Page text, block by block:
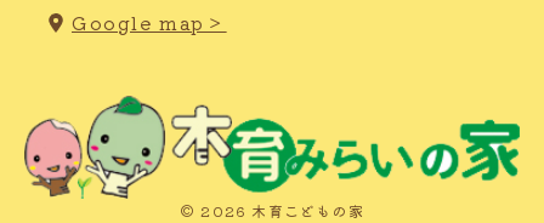
Google map＞
© 2026 木育こどもの家